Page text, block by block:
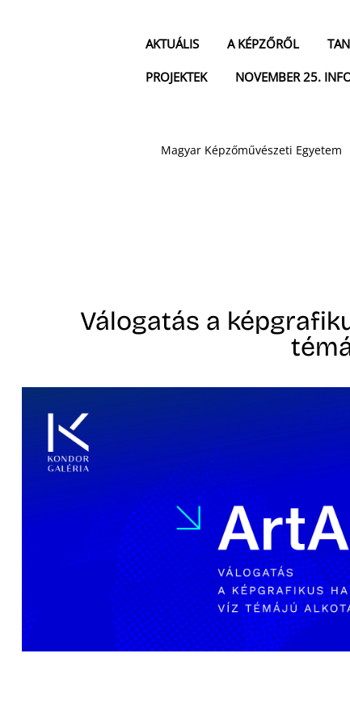
AKTUÁLIS A KÉPZŐRŐL
PROJEKTEK
NOVEMBER 25.
Magyar Képzőművészeti Egyetem
Válogatás a